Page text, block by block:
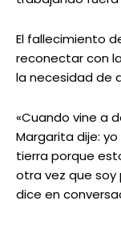
El fallecimiento
reconectar con
la necesidad de
«Cuando vine a
Margarita dije:
tierra porque
otra vez que
dice en